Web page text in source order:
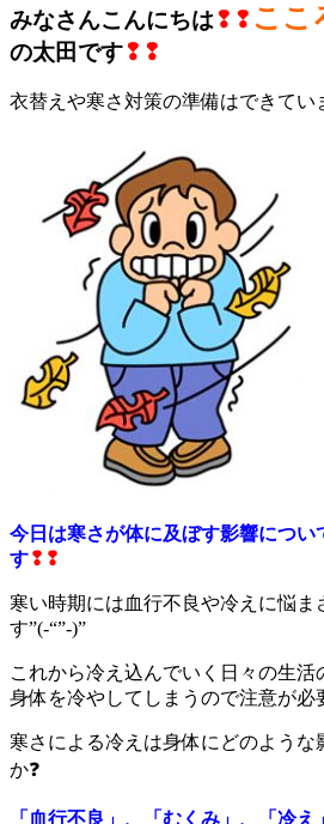
みなさんこんにちは❢❢ ここ
の太田です❢❢
衣替えや寒さ対策の準備はできてい
今日は寒さが体に及ぼす影響につい
す❢❢
寒い時期には血行不良や冷えに悩ま
す”(-“”-)”
これから冷え込んでいく日々の生活
身体を冷やしてしまうので注意が必
寒さによる冷えは身体にどのような
か❓
「血行不良」、「むくみ」、「冷え」